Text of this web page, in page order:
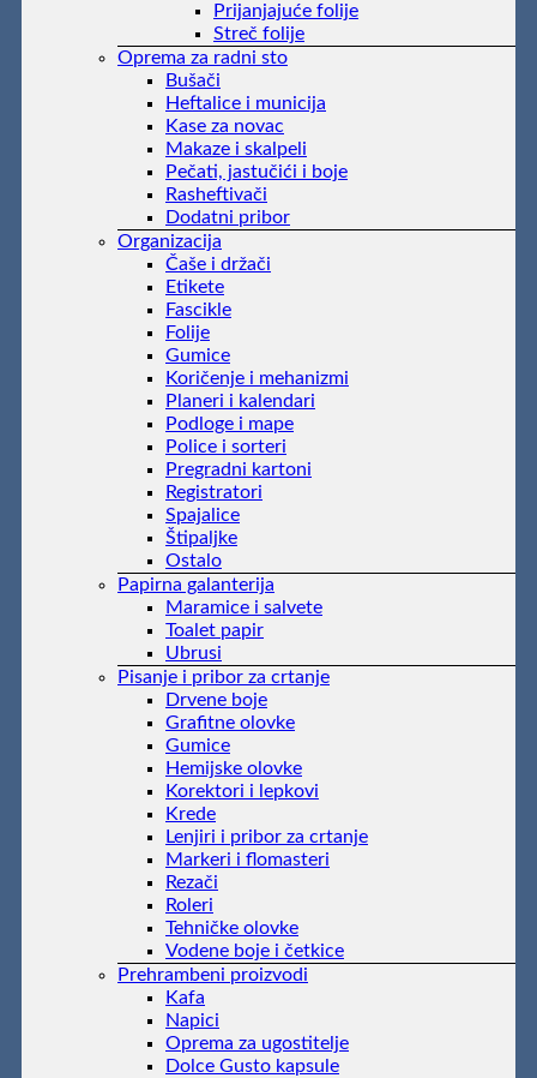
Prijanjajuće folije
Streč folije
Oprema za radni sto
Bušači
Heftalice i municija
Kase za novac
Makaze i skalpeli
Pečati, jastučići i boje
Rasheftivači
Dodatni pribor
Organizacija
Čaše i držači
Etikete
Fascikle
Folije
Gumice
Koričenje i mehanizmi
Planeri i kalendari
Podloge i mape
Police i sorteri
Pregradni kartoni
Registratori
Spajalice
Štipaljke
Ostalo
Papirna galanterija
Maramice i salvete
Toalet papir
Ubrusi
Pisanje i pribor za crtanje
Drvene boje
Grafitne olovke
Gumice
Hemijske olovke
Korektori i lepkovi
Krede
Lenjiri i pribor za crtanje
Markeri i flomasteri
Rezači
Roleri
Tehničke olovke
Vodene boje i četkice
Prehrambeni proizvodi
Kafa
Napici
Oprema za ugostitelje
Dolce Gusto kapsule